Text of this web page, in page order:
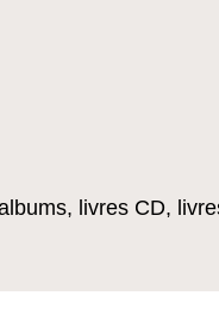
livres CD,